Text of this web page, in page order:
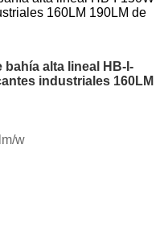
bahía alta lineal HB-I-
industriales 160LM
w